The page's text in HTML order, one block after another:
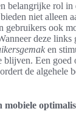
belangrijke rol in
niet alleen
gebruikers ook
deze links
en
blijven. Een goed
de algehele
mobiele